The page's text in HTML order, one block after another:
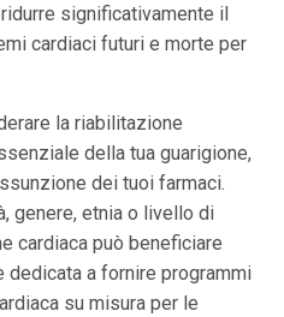
significativamente il
cardiaci futuri e morte per
la riabilitazione
della tua guarigione,
dei tuoi farmaci.
genere, etnia o livello di
cardiaca può beneficiare
dedicata a fornire programmi
su misura per le